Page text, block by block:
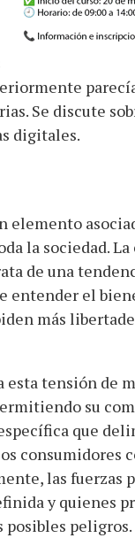
Se discute
digitales.
elemento
la sociedad.
de una
entender el
más
tensión de
su
que
consumidores
las
y quienes
posibles peligros.